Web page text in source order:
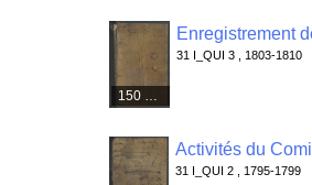
150 médias
Enregistrement
31 I_QUI 3 , 1803-1810
31 I_QUI 2 , 1795-1799